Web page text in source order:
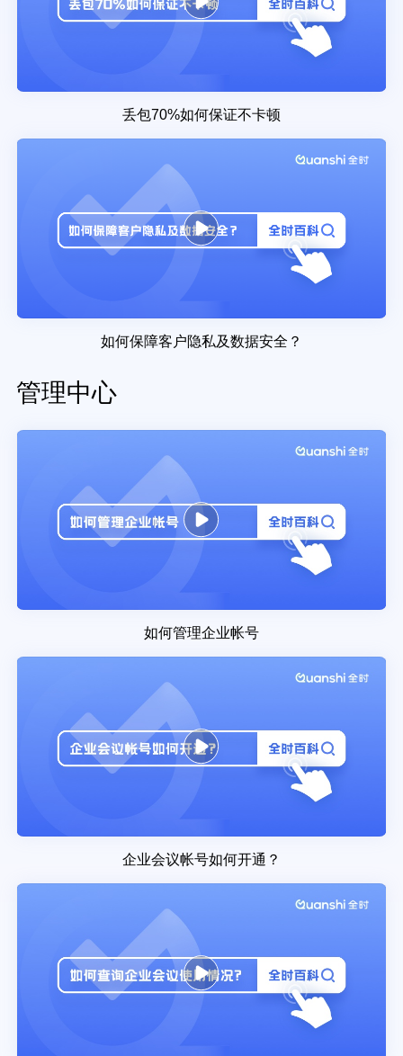
丢包70%如何保证不卡顿
如何保障客户隐私及数据安全？
管理中心
如何管理企业帐号
企业会议帐号如何开通？